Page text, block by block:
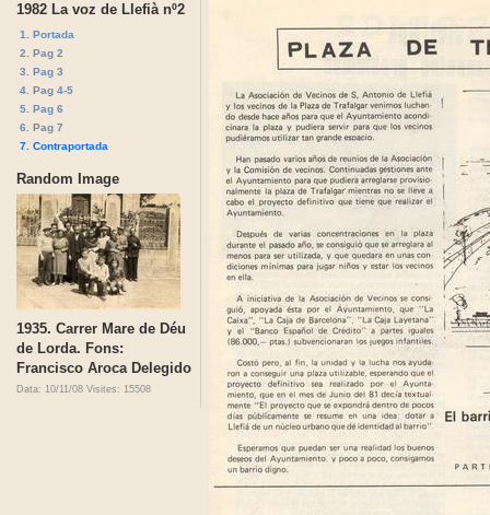
1982 La voz de Llefià nº2
1. Portada
2. Pag 2
3. Pag 3
4. Pag 4-5
5. Pag 6
6. Pag 7
7. Contraportada
Random Image
1935. Carrer Mare de Déu
de Lorda. Fons:
Francisco Aroca Delegido
Data: 10/11/08 Visites: 15508